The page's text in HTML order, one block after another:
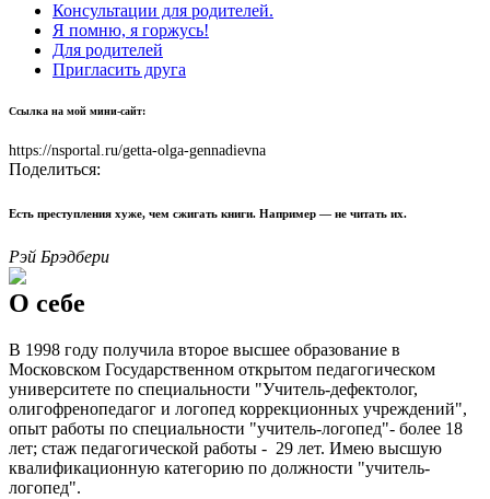
Консультации для родителей.
Я помню, я горжусь!
Для родителей
Пригласить друга
Ссылка на мой мини-сайт:
https://nsportal.ru/getta-olga-gennadievna
Поделиться:
Есть преступления хуже, чем сжигать книги. Например — не читать их.
Рэй Брэдбери
О себе
В 1998 году получила второе высшее образование в
Московском Государственном открытом педагогическом
университете по специальности "Учитель-дефектолог,
олигофренопедагог и логопед коррекционных учреждений",
опыт работы по специальности "учитель-логопед"- более 18
лет; стаж педагогической работы - 29 лет. Имею высшую
квалификационную категорию по должности "учитель-
логопед".